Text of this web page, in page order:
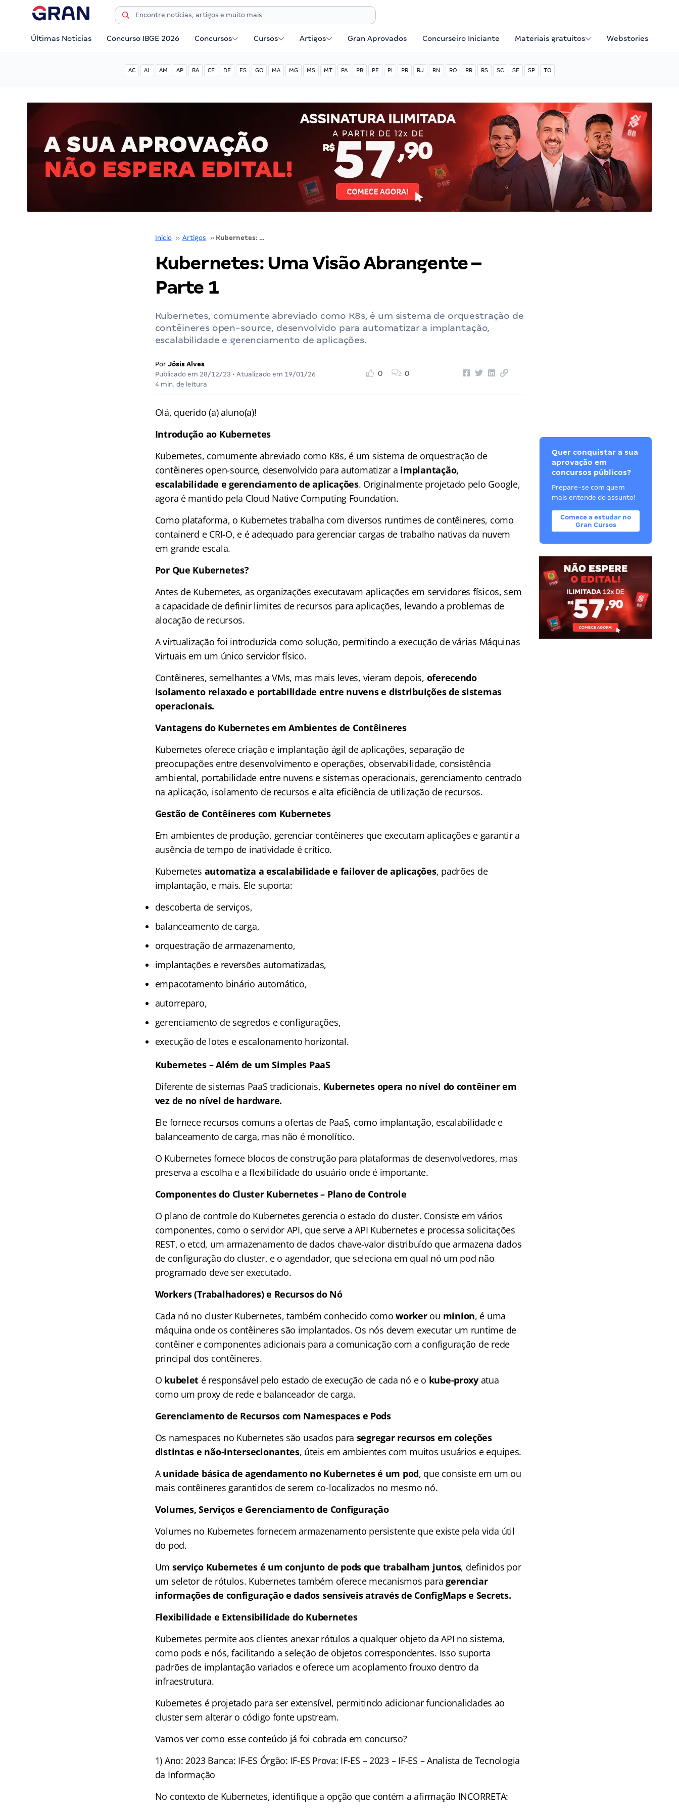
Últimas Notícias Concurso IBGE 2026 Concursos Cursos Artigos Gran Aprovados Concurseiro Iniciante Materiais gratuitos Webstories
AC AL AM AP BA CE DF ES GO MA MG MS MT PA PB PE PI PR RJ RN RO RR RS SC SE SP TO
Início ›› Artigos ›› Kubernetes: Uma Visão Abrangente – Parte 1
Kubernetes: Uma Visão Abrangente –
Parte 1
Kubernetes, comumente abreviado como K8s, é um sistema de orquestração de
contêineres open-source, desenvolvido para automatizar a implantação,
escalabilidade e gerenciamento de aplicações.
Por Jósis Alves
Publicado em 28/12/23 • Atualizado em 19/01/26
4 min. de leitura
0 0
Olá, querido (a) aluno(a)!
Introdução ao Kubernetes
Kubernetes, comumente abreviado como K8s, é um sistema de orquestração de
contêineres open-source, desenvolvido para automatizar a implantação,
escalabilidade e gerenciamento de aplicações. Originalmente projetado pelo Google,
agora é mantido pela Cloud Native Computing Foundation.
Como plataforma, o Kubernetes trabalha com diversos runtimes de contêineres, como
containerd e CRI-O, e é adequado para gerenciar cargas de trabalho nativas da nuvem
em grande escala​​​​.
Por Que Kubernetes?
Antes de Kubernetes, as organizações executavam aplicações em servidores físicos, sem
a capacidade de definir limites de recursos para aplicações, levando a problemas de
alocação de recursos.
A virtualização foi introduzida como solução, permitindo a execução de várias Máquinas
Virtuais em um único servidor físico.
Contêineres, semelhantes a VMs, mas mais leves, vieram depois, oferecendo
isolamento relaxado e portabilidade entre nuvens e distribuições de sistemas
operacionais​​​​​​.
Vantagens do Kubernetes em Ambientes de Contêineres
Kubernetes oferece criação e implantação ágil de aplicações, separação de
preocupações entre desenvolvimento e operações, observabilidade, consistência
ambiental, portabilidade entre nuvens e sistemas operacionais, gerenciamento centrado
na aplicação, isolamento de recursos e alta eficiência de utilização de recursos.
Gestão de Contêineres com Kubernetes
Em ambientes de produção, gerenciar contêineres que executam aplicações e garantir a
ausência de tempo de inatividade é crítico.
Kubernetes automatiza a escalabilidade e failover de aplicações, padrões de
implantação, e mais. Ele suporta:
descoberta de serviços,
balanceamento de carga,
orquestração de armazenamento,
implantações e reversões automatizadas,
empacotamento binário automático,
autorreparo,
gerenciamento de segredos e configurações,
execução de lotes e escalonamento horizontal​​​​.
Kubernetes – Além de um Simples PaaS
Diferente de sistemas PaaS tradicionais, Kubernetes opera no nível do contêiner em
vez de no nível de hardware.
Ele fornece recursos comuns a ofertas de PaaS, como implantação, escalabilidade e
balanceamento de carga, mas não é monolítico.
O Kubernetes fornece blocos de construção para plataformas de desenvolvedores, mas
preserva a escolha e a flexibilidade do usuário onde é importante​​.
Componentes do Cluster Kubernetes – Plano de Controle
O plano de controle do Kubernetes gerencia o estado do cluster. Consiste em vários
componentes, como o servidor API, que serve a API Kubernetes e processa solicitações
REST, o etcd, um armazenamento de dados chave-valor distribuído que armazena dados
de configuração do cluster, e o agendador, que seleciona em qual nó um pod não
programado deve ser executado​​.
Workers (Trabalhadores) e Recursos do Nó
Cada nó no cluster Kubernetes, também conhecido comoworkerou minion, é uma
máquina onde os contêineres são implantados. Os nós devem executar um runtime de
contêiner e componentes adicionais para a comunicação com a configuração de rede
principal dos contêineres.
O kubelet é responsável pelo estado de execução de cada nó e o kube-proxyatua
como um proxy de rede e balanceador de carga​​​​​​​​.
Gerenciamento de Recursos com Namespaces e Pods
Os namespaces no Kubernetes são usados para segregar recursos em coleções
distintas e não-intersecionantes, úteis em ambientes com muitos usuários e equipes.
Aunidade básica de agendamento no Kubernetes é um pod, que consiste em um ou
mais contêineres garantidos de serem co-localizados no mesmo nó​​​​.
Volumes, Serviços e Gerenciamento de Configuração
Volumes no Kubernetes fornecem armazenamento persistente que existe pela vida útil
do pod.
Um serviço Kubernetes é um conjunto de pods que trabalham juntos, definidos por
um seletor de rótulos. Kubernetes também oferece mecanismos paragerenciar
informações de configuração e dados sensíveis através de ConfigMaps e Secrets​​.
Flexibilidade e Extensibilidade do Kubernetes
Kubernetes permite aos clientes anexar rótulos a qualquer objeto da API no sistema,
como pods e nós, facilitando a seleção de objetos correspondentes. Isso suporta
padrões de implantação variados e oferece um acoplamento frouxo dentro da
infraestrutura.
Kubernetes é projetado para ser extensível, permitindo adicionar funcionalidades ao
cluster sem alterar o código fonte upstream​​.
Vamos ver como esse conteúdo já foi cobrada em concurso?
1) Ano: 2023 Banca: IF-ES Órgão: IF-ES Prova: IF-ES – 2023 – IF-ES – Analista de Tecnologia
da Informação
No contexto de Kubernetes, identifique a opção que contém a afirmação INCORRETA:
Quer conquistar a sua
aprovação em
concursos públicos?
Prepare-se com quem
mais entende do assunto!
Comece a estudar no
Gran Cursos